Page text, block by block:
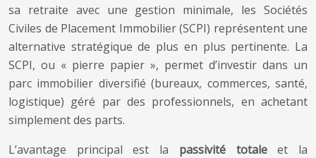
sa retraite avec une gestion minimale, les Sociétés
Civiles de Placement Immobilier (SCPI) représentent une
alternative stratégique de plus en plus pertinente. La
SCPI, ou « pierre papier », permet d’investir dans un
parc immobilier diversifié (bureaux, commerces, santé,
logistique) géré par des professionnels, en achetant
simplement des parts.
L’avantage principal est la passivité totaleet la